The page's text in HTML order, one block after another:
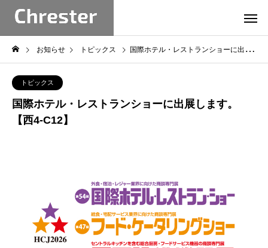
お知らせ トピックス 国際ホテル・レストランショーに出展します。【西4-C12】
トピックス
国際ホテル・レストランショーに出展します。
【西4-C12】